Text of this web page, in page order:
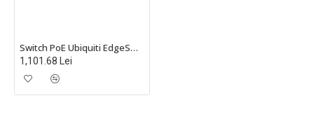
Switch PoE Ubiquiti EdgeSwitch cu 8 porturi Gigabit, 2xSFP, managed - ES-8-150W
1,101.68 Lei